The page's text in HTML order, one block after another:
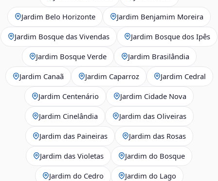
Jardim Belo Horizonte Jardim Benjamim Moreira
Jardim Bosque das Vivendas Jardim Bosque dos Ipês
Jardim Bosque Verde Jardim Brasilândia
Jardim Canaã Jardim Caparroz Jardim Cedral
Jardim Centenário Jardim Cidade Nova
Jardim Cinelândia Jardim das Oliveiras
Jardim das Paineiras Jardim das Rosas
Jardim das Violetas Jardim do Bosque
Jardim do Cedro Jardim do Lago